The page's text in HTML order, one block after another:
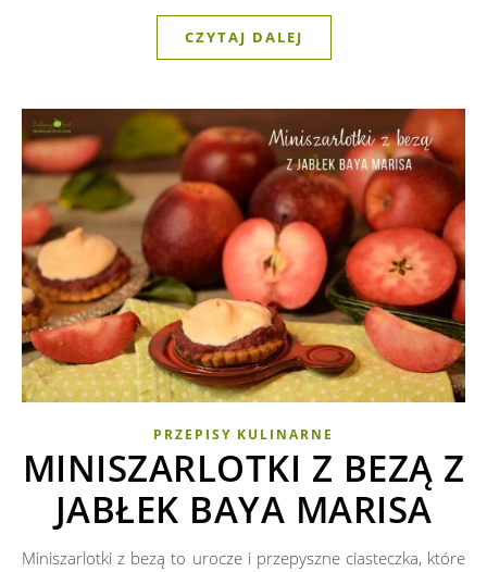
CZYTAJ DALEJ
PRZEPISY KULINARNE
MINISZARLOTKI Z BEZĄ Z
JABŁEK BAYA MARISA
Miniszarlotki z bezą to urocze i przepyszne ciasteczka, które